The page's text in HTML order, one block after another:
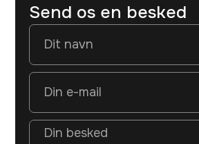
Send os en besked